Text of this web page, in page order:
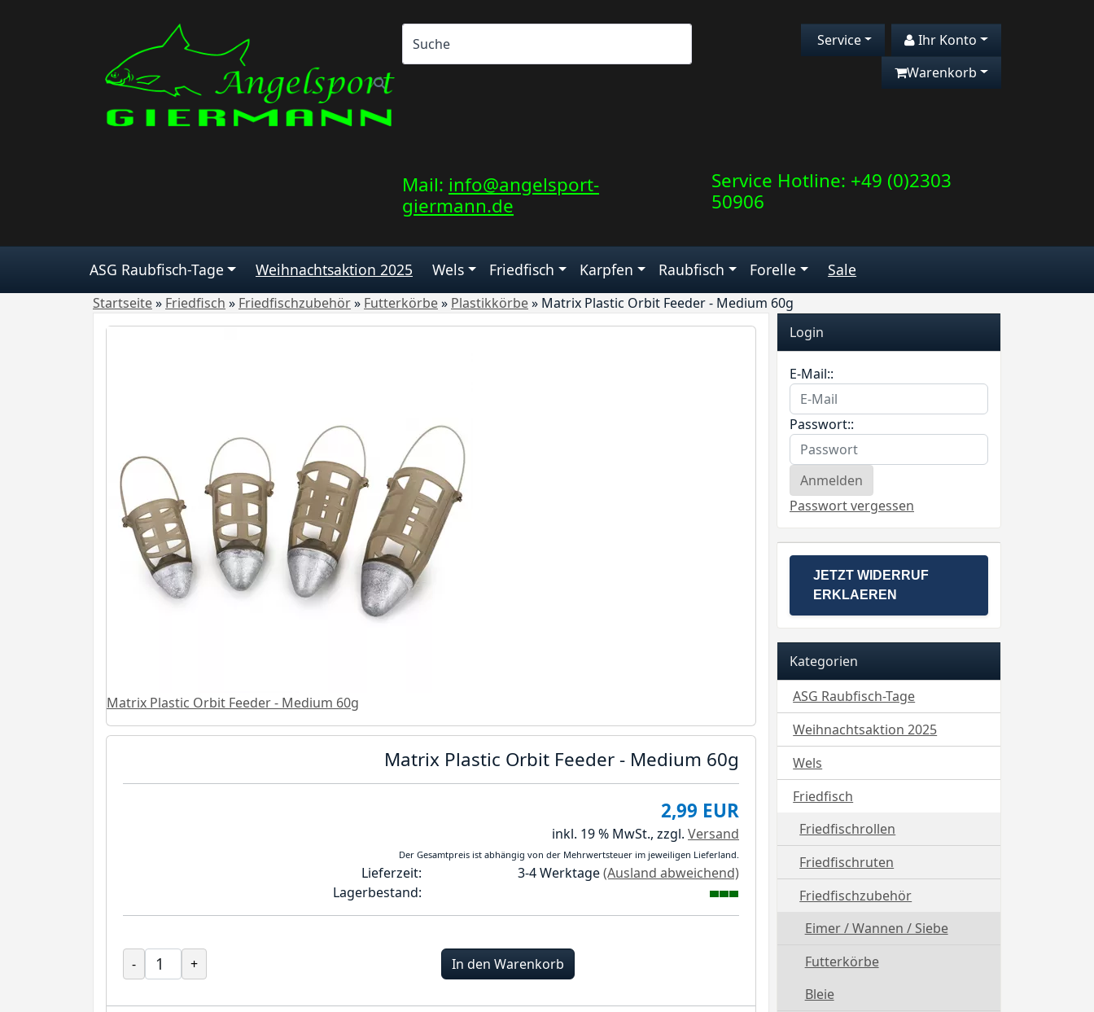
Mail: info@angelsport-
giermann.de
Service
Ihr Konto
Warenkorb
Service Hotline: +49 (0)2303
50906
ASG Raubfisch-Tage Weihnachtsaktion 2025 Wels Friedfisch Karpfen Raubfisch Forelle Sale
Startseite» Friedfisch » Friedfischzubehör» Futterkörbe» Plastikkörbe» Matrix Plastic Orbit Feeder - Medium 60g
Matrix Plastic Orbit Feeder - Medium 60g
Matrix Plastic Orbit Feeder - Medium 60g
2,99 EUR
inkl. 19 % MwSt., zzgl. Versand
Der Gesamtpreis ist abhängig von der Mehrwertsteuer im jeweiligen Lieferland.
Lieferzeit: 3-4 Werktage(Ausland abweichend)
Lagerbestand:
- + In den Warenkorb
Login
E-Mail::
Passwort::
Passwort vergessen
JETZT WIDERRUF
ERKLAEREN
Kategorien
ASG Raubfisch-Tage
Weihnachtsaktion 2025
Wels
Friedfisch
Friedfischrollen
Friedfischruten
Friedfischzubehör
Eimer / Wannen / Siebe
Futterkörbe
Bleie